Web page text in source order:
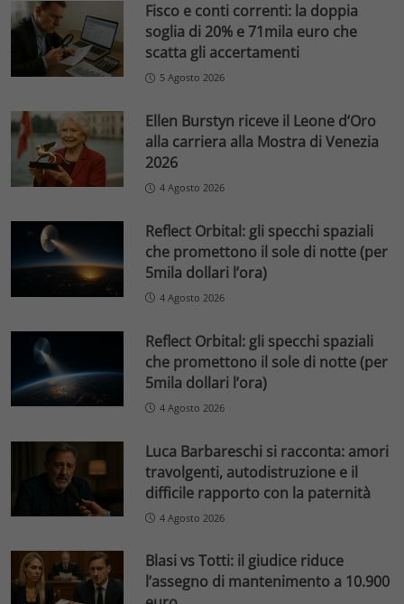
Fisco e conti correnti: la doppia
soglia di 20% e 71mila euro che
scatta gli accertamenti
5 Agosto 2026
Ellen Burstyn riceve il Leone d’Oro
alla carriera alla Mostra di Venezia
2026
4 Agosto 2026
Reflect Orbital: gli specchi spaziali
che promettono il sole di notte (per
5mila dollari l’ora)
4 Agosto 2026
Reflect Orbital: gli specchi spaziali
che promettono il sole di notte (per
5mila dollari l’ora)
4 Agosto 2026
Luca Barbareschi si racconta: amori
travolgenti, autodistruzione e il
difficile rapporto con la paternità
4 Agosto 2026
Blasi vs Totti: il giudice riduce
l’assegno di mantenimento a 10.900